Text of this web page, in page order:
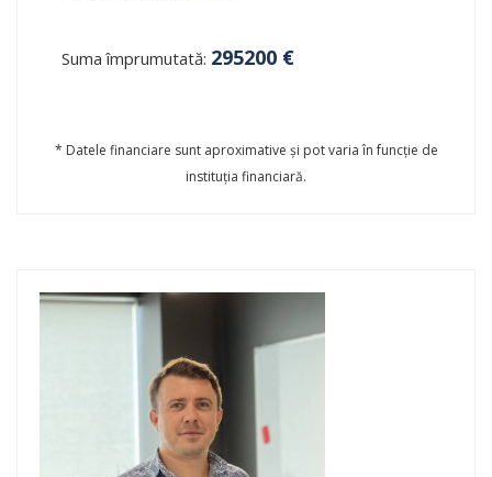
Suma împrumutată: 295200 €
* Datele financiare sunt aproximative și pot varia în funcție de
instituția financiară.